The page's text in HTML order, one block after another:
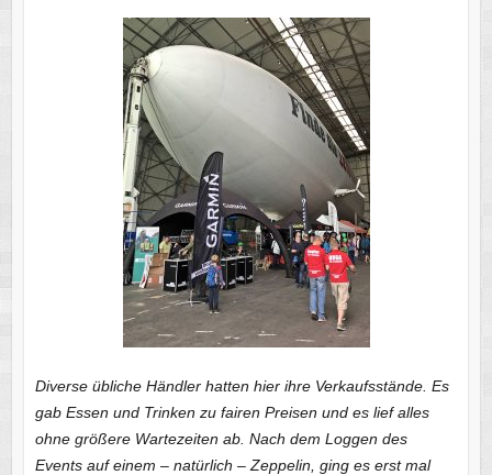
Diverse übliche Händler hatten hier ihre Verkaufsstände. Es
gab Essen und Trinken zu fairen Preisen und es lief alles
ohne größere Wartezeiten ab. Nach dem Loggen des
Events auf einem – natürlich – Zeppelin, ging es erst mal